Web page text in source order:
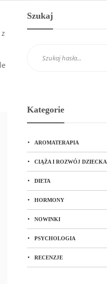
Szukaj
Kategorie
AROMATERAPIA
CIĄŻA I ROZWÓJ DZIECKA
DIETA
HORMONY
NOWINKI
PSYCHOLOGIA
RECENZJE